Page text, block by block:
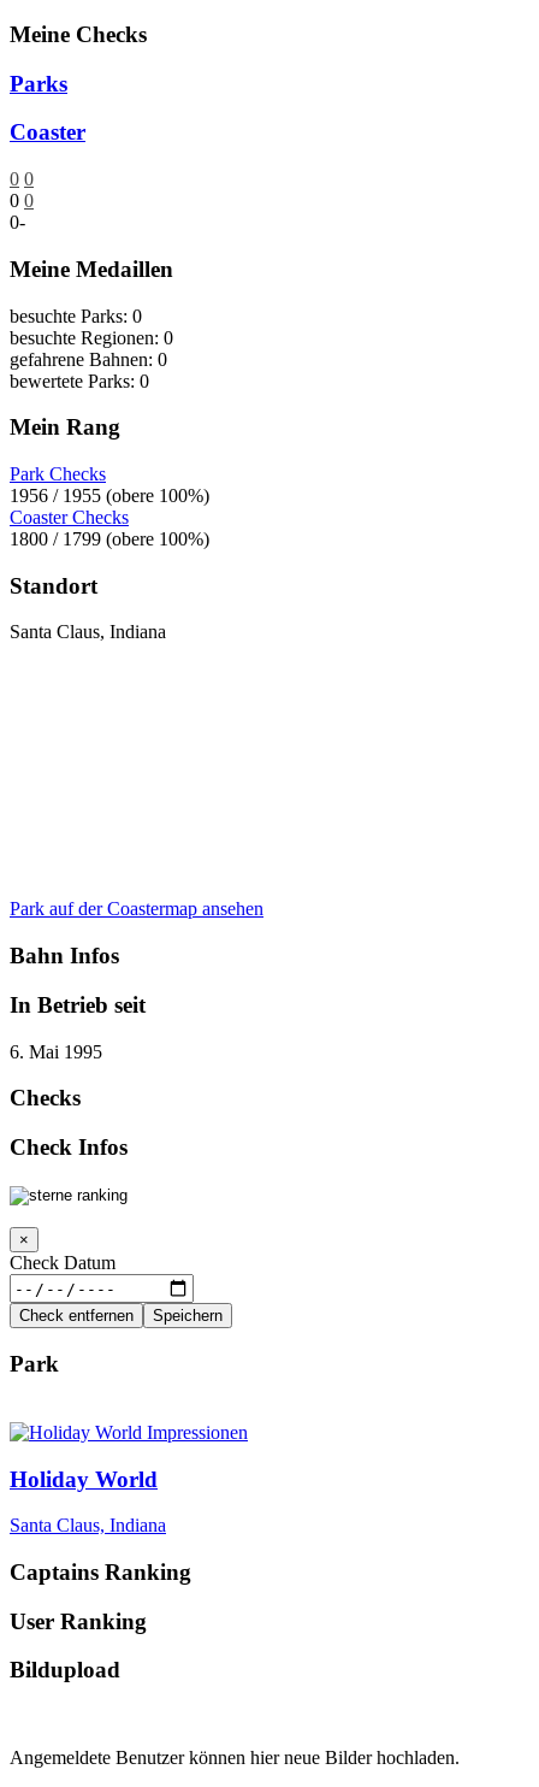
Meine Checks
Parks
Coaster
0 0
0 0
0-
Meine Medaillen
besuchte Parks: 0
besuchte Regionen: 0
gefahrene Bahnen: 0
bewertete Parks: 0
Mein Rang
Park Checks
1956 / 1955 (obere 100%)
Coaster Checks
1800 / 1799 (obere 100%)
Standort
Santa Claus, Indiana
Park auf der Coastermap ansehen
Bahn Infos
In Betrieb seit
6. Mai 1995
Checks
Check Infos
×
Check Datum
Check entfernen Speichern
Park
Holiday World
Santa Claus, Indiana
Captains Ranking
User Ranking
Bildupload
Angemeldete Benutzer können hier neue Bilder hochladen.